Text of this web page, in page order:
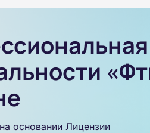
основании Лицензии